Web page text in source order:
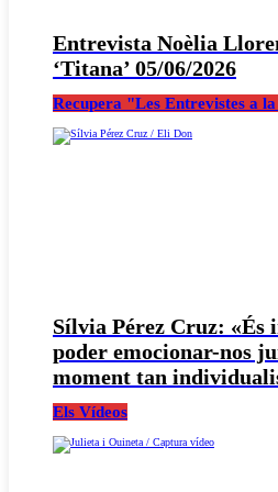
Entrevista Noèlia
‘Titana’ 05/06/2026
Recupera "Les Entrevistes a
Sílvia Pérez Cruz: «És
poder emocionar-nos
moment tan
Els Vídeos